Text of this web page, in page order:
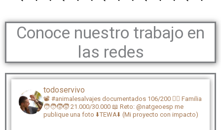
Conoce nuestro trabajo en
las redes
todoservivo
📽️ #animalesalvajes documentados 106/200 🏴‍☠️ Familia
🧑‍🧑‍🧒‍🧒 21.000/30.000 📖 Reto: @natgeoesp me
publique una foto ⬇️TEWA⬇️ (Mi proyecto con impacto)